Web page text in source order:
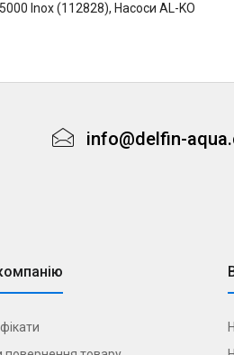
Inox (112828), Насоси AL-KO
info@delfin-